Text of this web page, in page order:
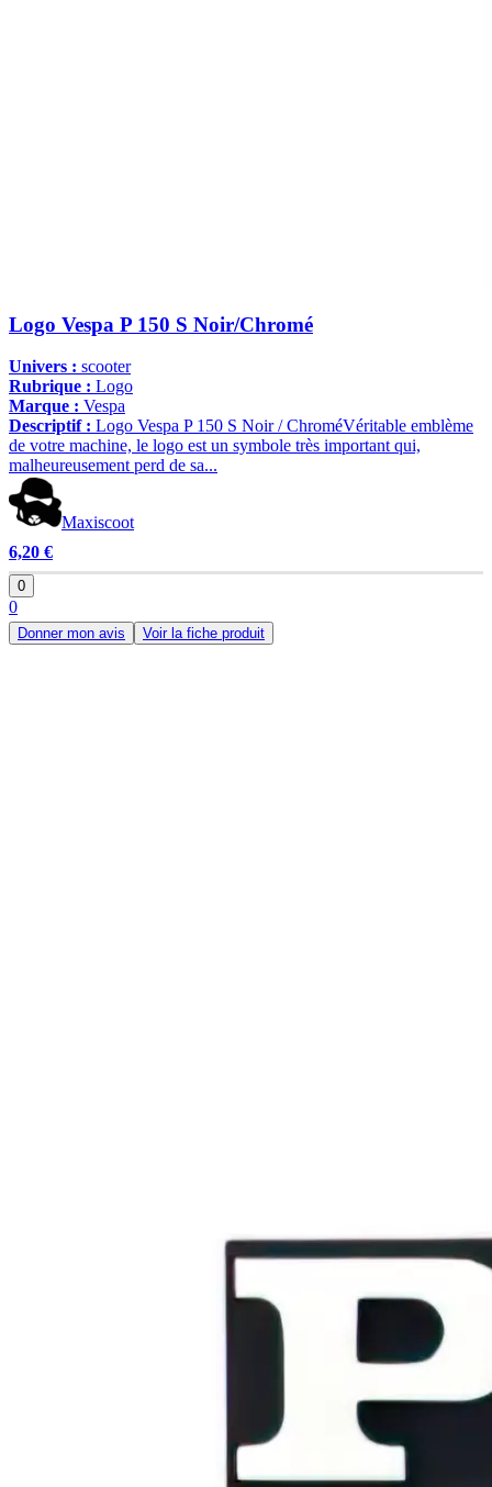
Logo Vespa P 150 S Noir/Chromé
Univers : scooter
Rubrique : Logo
Marque : Vespa
Descriptif : Logo Vespa P 150 S Noir / ChroméVéritable emblème
de votre machine, le logo est un symbole très important qui,
malheureusement perd de sa...
Maxiscoot
6,20 €
0
0
Donner mon avis Voir la fiche produit